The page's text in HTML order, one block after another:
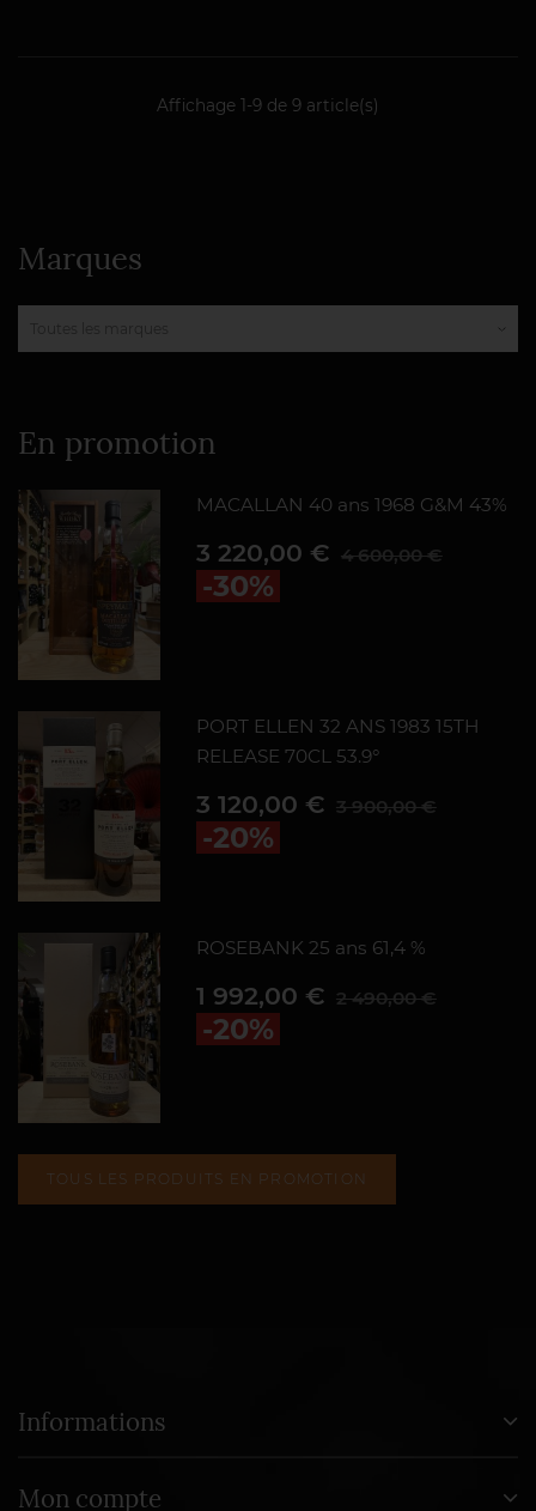
Affichage 1-9 de 9 article(s)
Marques
En promotion
MACALLAN 40 ans 1968 G&M 43%
Prix
3 220,00 €
Prix de base4 600,00 €
-30%
PORT ELLEN 32 ANS 1983 15TH
RELEASE 70CL 53.9°
Prix
3 120,00 €
Prix de base3 900,00 €
-20%
ROSEBANK 25 ans 61,4 %
Prix
1 992,00 €
Prix de base2 490,00 €
-20%
TOUS LES PRODUITS EN PROMOTION
Informations
Mon compte